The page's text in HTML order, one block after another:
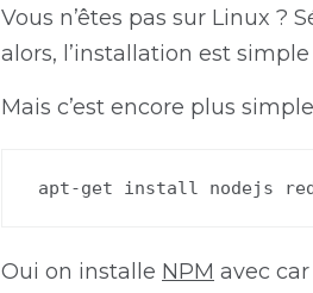
Vous n’êtes pas sur Linux ?
alors, l’installation est
Mais c’est encore plus
apt-get install nodejs
Oui on installe NPM avec